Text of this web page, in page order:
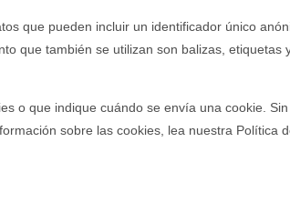
que pueden incluir un identificador único
que también se utilizan son balizas,
o que indique cuándo se envía una cookie.
sobre las cookies, lea nuestra Política